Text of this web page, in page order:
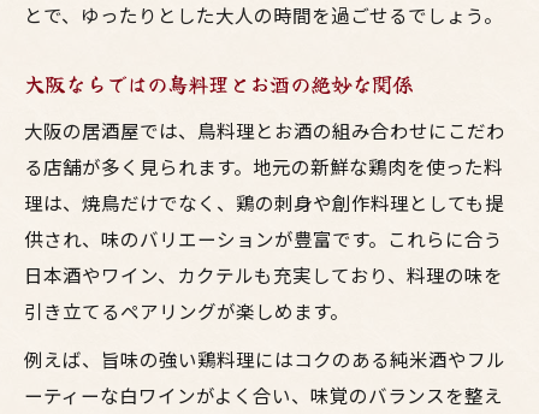
由
落ち着いた空間で焼鳥とお酒を味わう贅沢
大阪の焼鳥居酒屋に通う人の楽しみ方
アートと料理を楽しみたい人におすすめ
梅田のギャラリー空間で味わう焼鳥の魅力
居酒屋でお酒とアートを同時に楽しむ方法
おしゃれな梅田の居酒屋で心躍る体験を
焼鳥とお酒が映えるギャラリー空間のすす
とで、ゆったりとした大人の時間を過ごせるでしょう。
大阪ならではの鳥料理とお酒の絶妙な関係
大阪の居酒屋では、鳥料理とお酒の組み合わせにこだわ
る店舗が多く見られます。地元の新鮮な鶏肉を使った料
理は、焼鳥だけでなく、鶏の刺身や創作料理としても提
供され、味のバリエーションが豊富です。これらに合う
日本酒やワイン、カクテルも充実しており、料理の味を
引き立てるペアリングが楽しめます。
例えば、旨味の強い鶏料理にはコクのある純米酒やフル
ーティーな白ワインがよく合い、味覚のバランスを整え